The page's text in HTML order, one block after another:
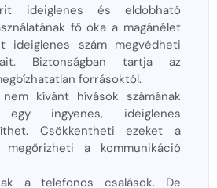
ideiglenes és eldobható
fő oka a magánélet
ideiglenes szám megvédheti
Biztonságban tartja az
forrásoktól.
kívánt hívások számának
egy ingyenes, ideiglenes
Csökkentheti ezeket a
a kommunikáció
a telefonos csalások. De